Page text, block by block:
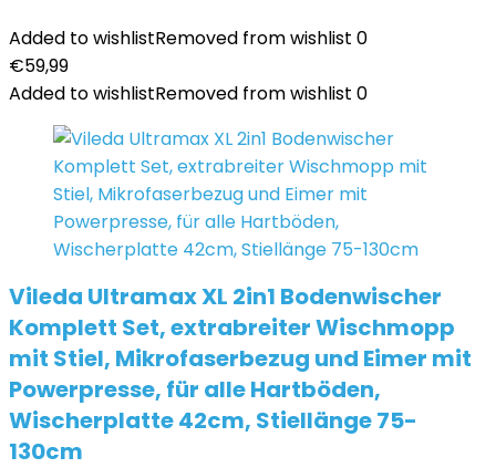
Added to wishlistRemoved from wishlist 0
€59,99
Added to wishlistRemoved from wishlist 0
Vileda Ultramax XL 2in1 Bodenwischer
Komplett Set, extrabreiter Wischmopp
mit Stiel, Mikrofaserbezug und Eimer mit
Powerpresse, für alle Hartböden,
Wischerplatte 42cm, Stiellänge 75-
130cm